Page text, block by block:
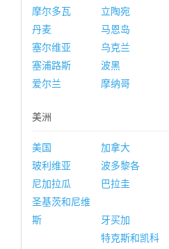
摩尔多瓦
立陶宛
丹麦
马恩岛
塞尔维亚
乌克兰
塞浦路斯
波黑
爱尔兰
摩纳哥
美洲
美国 加拿大
玻利维亚
波多黎各
尼加拉瓜
巴拉圭
圣基茨和尼维
斯
牙买加
特克斯和凯科